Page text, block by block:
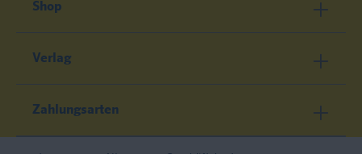
Shop
Verlag
Zahlungsarten